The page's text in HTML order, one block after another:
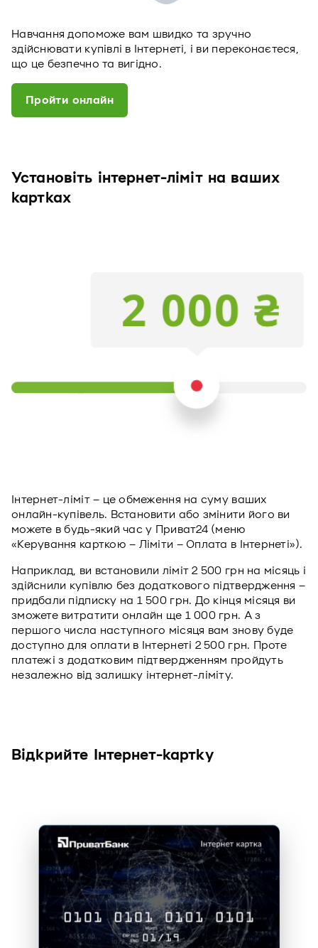
Навчання допоможе вам швидко та зручно
здійснювати купівлі в Інтернеті, і ви переконаєтеся,
що це безпечно та вигідно.
Пройти онлайн
Установіть інтернет-ліміт на ваших
картках
Інтернет-ліміт – це обмеження на суму ваших
онлайн-купівель. Встановити або змінити його ви
можете в будь-який час у Приват24 (меню
«Керування карткою – Ліміти – Оплата в Інтернеті»).
Наприклад, ви встановили ліміт 2 500 грн на місяць і
здійснили купівлю без додаткового підтвердження –
придбали підписку на 1 500 грн. До кінця місяця ви
зможете витратити онлайн ще 1 000 грн. А з
першого числа наступного місяця вам знову буде
доступно для оплати в Інтернеті 2 500 грн. Проте
платежі з додатковим підтвердженням пройдуть
незалежно від залишку інтернет-ліміту.
Відкрийте Інтернет-картку